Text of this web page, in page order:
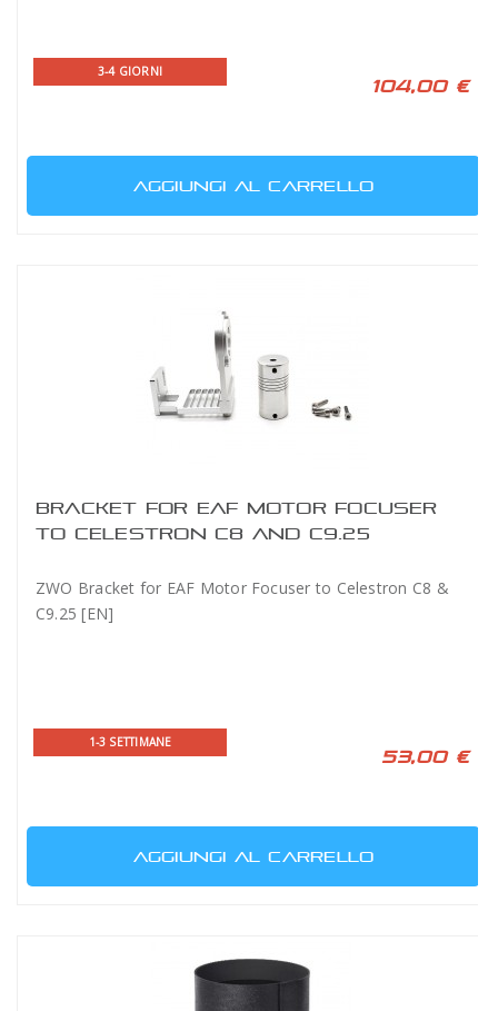
3-4 GIORNI
104,00 €
AGGIUNGI AL CARRELLO
BRACKET FOR EAF MOTOR FOCUSER
TO CELESTRON C8 AND C9.25
ZWO Bracket for EAF Motor Focuser to Celestron C8 &
C9.25 [EN]
1-3 SETTIMANE
53,00 €
AGGIUNGI AL CARRELLO